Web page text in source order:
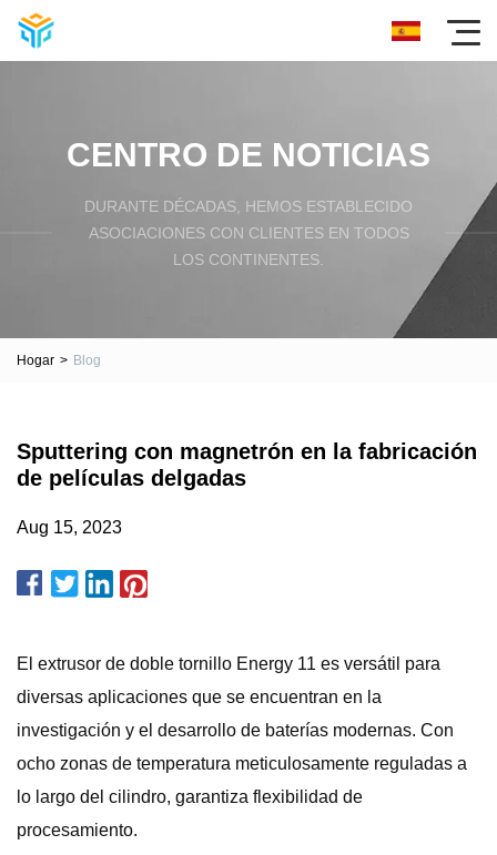
CENTRO DE NOTICIAS
DURANTE DÉCADAS, HEMOS ESTABLECIDO
ASOCIACIONES CON CLIENTES EN TODOS
LOS CONTINENTES.
Hogar > Blog
Sputtering con magnetrón en la fabricación
de películas delgadas
Aug 15, 2023
El extrusor de doble tornillo Energy 11 es versátil para
diversas aplicaciones que se encuentran en la
investigación y el desarrollo de baterías modernas. Con
ocho zonas de temperatura meticulosamente reguladas a
lo largo del cilindro, garantiza flexibilidad de
procesamiento.